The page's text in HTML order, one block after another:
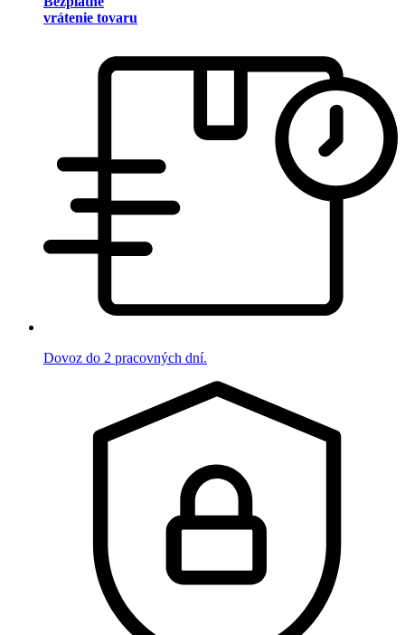
vrátenie tovaru
Dovoz do 2 pracovných dní.